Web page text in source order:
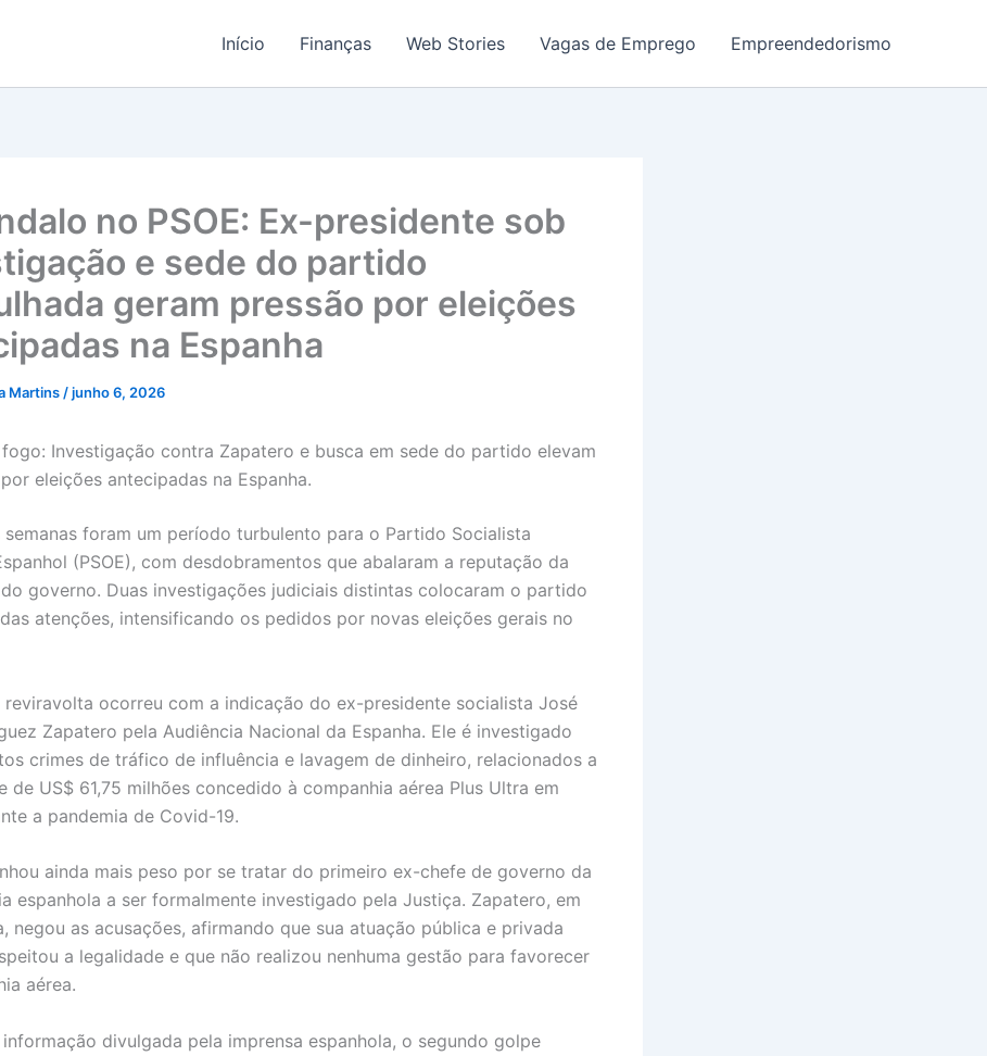
Início Finanças Web Stories Vagas de Emprego Empreendedorismo
no PSOE: Ex-presidente sob
e sede do partido
geram pressão por eleições
na Espanha
Martins /junho 6, 2026
fogo: Investigação contra Zapatero e busca em sede do partido elevam
eleições antecipadas na Espanha.
semanas foram um período turbulento para o Partido Socialista
(PSOE), com desdobramentos que abalaram a reputação da
governo. Duas investigações judiciais distintas colocaram o partido
atenções, intensificando os pedidos por novas eleições gerais no
reviravolta ocorreu com a indicação do ex-presidente socialista José
Zapatero pela Audiência Nacional da Espanha. Ele é investigado
crimes de tráfico de influência e lavagem de dinheiro, relacionados a
de US$ 61,75 milhões concedido à companhia aérea Plus Ultra em
a pandemia de Covid-19.
ainda mais peso por se tratar do primeiro ex-chefe de governo da
espanhola a ser formalmente investigado pela Justiça. Zapatero, em
negou as acusações, afirmando que sua atuação pública e privada
a legalidade e que não realizou nenhuma gestão para favorecer
aérea.
divulgada pela imprensa espanhola, o segundo golpe